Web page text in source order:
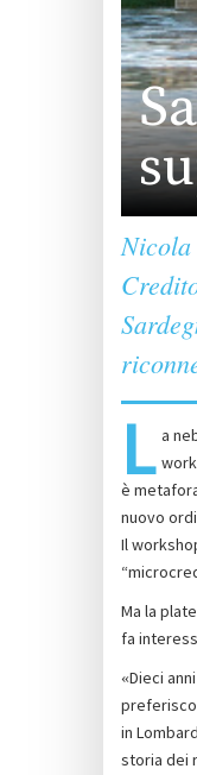
L a
è
nuovo
Il
Ma la
fa
«Dieci
preferisco
in
storia dei